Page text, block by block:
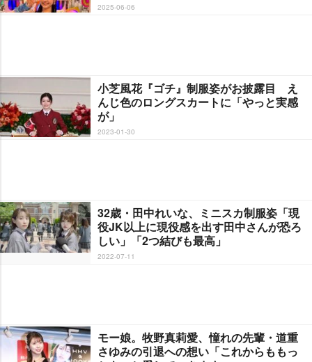
2025-06-06
小芝風花『ゴチ』制服姿がお披露目 え
んじ色のロングスカートに「やっと実感
が」
2023-01-30
32歳・田中れいな、ミニスカ制服姿「現
役JK以上に現役感を出す田中さんが恐ろ
しい」「2つ結びも最高」
2022-07-11
モー娘。牧野真莉愛、憧れの先輩・道重
さゆみの引退への想い「これからももっ